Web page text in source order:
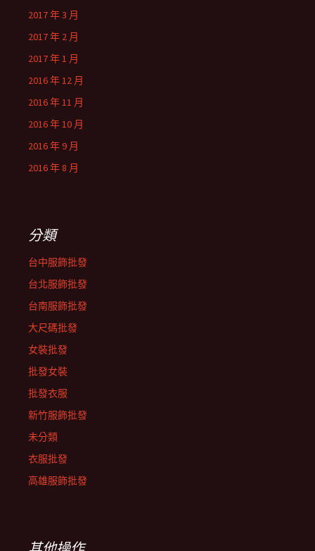
2017 年 3 月
2017 年 2 月
2017 年 1 月
2016 年 12 月
2016 年 11 月
2016 年 10 月
2016 年 9 月
2016 年 8 月
分類
台中服飾批發
台北服飾批發
台南服飾批發
大尺碼批發
女裝批發
批發女裝
批發衣服
新竹服飾批發
未分類
衣服批發
高雄服飾批發